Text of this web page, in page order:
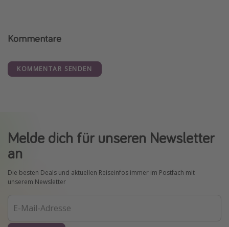
Kommentare
KOMMENTAR SENDEN
Melde dich für unseren Newsletter
an
Die besten Deals und aktuellen Reiseinfos immer im Postfach mit
unserem Newsletter